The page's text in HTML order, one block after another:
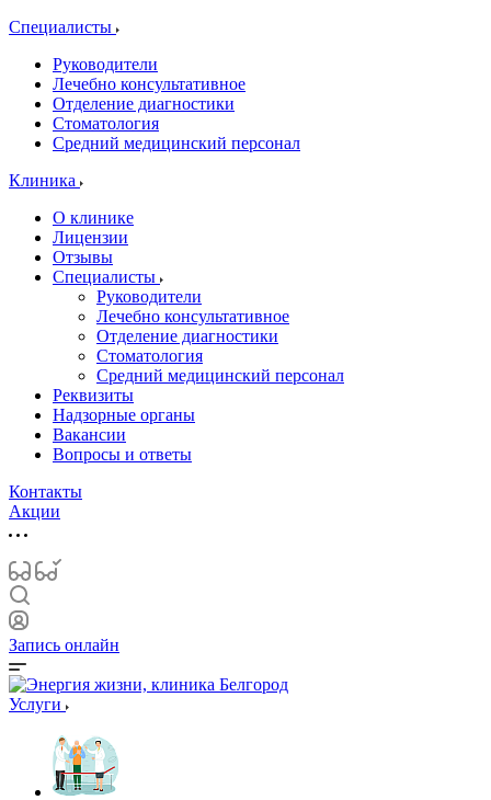
Специалисты
Руководители
Лечебно консультативное
Отделение диагностики
Стоматология
Средний медицинский персонал
Клиника
О клинике
Лицензии
Отзывы
Специалисты
Руководители
Лечебно консультативное
Отделение диагностики
Стоматология
Средний медицинский персонал
Реквизиты
Надзорные органы
Вакансии
Вопросы и ответы
Контакты
Акции
Запись онлайн
Услуги